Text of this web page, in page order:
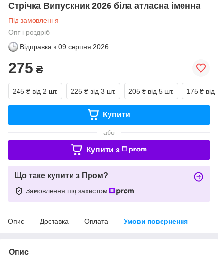
Стрічка Випускник 2026 біла атласна іменна
Під замовлення
Опт і роздріб
Відправка з 09 серпня 2026
275 ₴
245 ₴ від 2 шт. 225 ₴ від 3 шт. 205 ₴ від 5 шт. 175 ₴ від
Купити
або
Купити з
Що таке купити з Пром?
Замовлення під захистом
Опис Доставка Оплата Умови повернення
Опис